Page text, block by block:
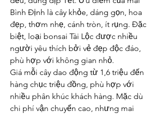
Bình Định là cây khỏe, dáng gọn, hoa
đẹp, thơm nhẹ, cánh tròn, ít rụng. Đặc
biệt, loại bonsai Tài Lộc được nhiều
người yêu thích bởi vẻ đẹp độc đáo,
phù hợp với không gian nhỏ.
Giá mỗi cây dao động từ 1,6 triệu đến
hàng chục triệu đồng, phù hợp với
nhiều phân khúc khách hàng. Mặc dù
chi phí vận chuyển cao, nhưng mai